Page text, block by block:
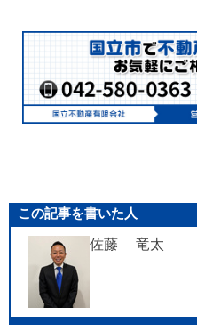
この記事を書いた人
佐藤 竜太